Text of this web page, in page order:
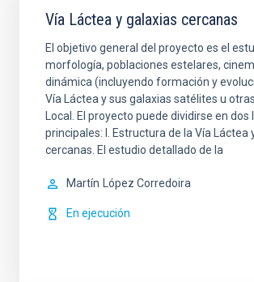
Vía Láctea y galaxias cercanas
El objetivo general del proyecto es el
morfología, poblaciones estelares,
dinámica (incluyendo formación y
Vía Láctea y sus galaxias satélites u
Local. El proyecto puede dividirse en dos
principales: I. Estructura de la Vía Láctea
cercanas. El estudio detallado de la
Martín López Corredoira
En ejecución